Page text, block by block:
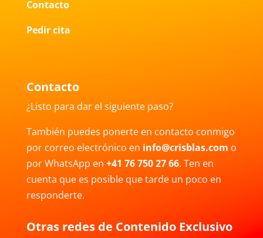
Contacto
Pedir cita
Contacto
¿Listo para dar el siguiente paso?
También puedes ponerte en contacto conmigo
por correo electrónico en info@crisblas.com o
por WhatsApp en +41 76 750 27 66. Ten en
cuenta que es posible que tarde un poco en
responderte.
Otras redes de Contenido Exclusivo